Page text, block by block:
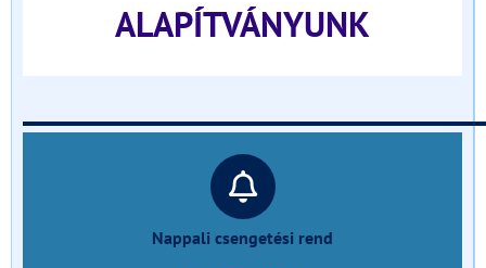
ALAPÍTVÁNYUNK
Nappali csengetési rend